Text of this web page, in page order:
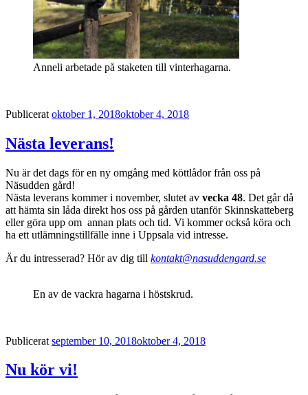
Anneli arbetade på staketen till vinterhagarna.
Publicerat oktober 1, 2018oktober 4, 2018
Nästa leverans!
Nu är det dags för en ny omgång med köttlådor från oss på
Näsudden gård!
Nästa leverans kommer i november, slutet av vecka 48. Det går då
att hämta sin låda direkt hos oss på gården utanför Skinnskatteberg
eller göra upp om annan plats och tid. Vi kommer också köra och
ha ett utlämningstillfälle inne i Uppsala vid intresse.
Är du intresserad? Hör av dig till kontakt@nasuddengard.se
En av de vackra hagarna i höstskrud.
Publicerat september 10, 2018oktober 4, 2018
Nu kör vi!